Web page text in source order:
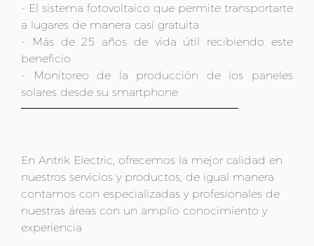
- El sistema fotovoltaico que permite transportarte
a lugares de manera casi gratuita
- Más de 25 años de vida útil recibiendo este
beneficio
- Monitoreo de la producción de los paneles
solares desde su smartphone
En Antrik Electric, ofrecemos la mejor calidad en
nuestros servicios y productos, de igual manera
contamos con especializadas y profesionales de
nuestras áreas con un amplio conocimiento y
experiencia